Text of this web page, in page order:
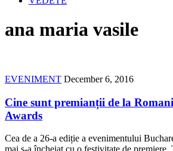
ana maria vasile
EVENIMENT December 6, 2016
Cine sunt premianții de la
Awards
Cea de a 26-a ediție a evenimentului